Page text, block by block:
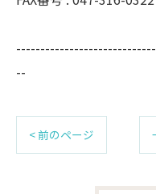
--
< 前のページ